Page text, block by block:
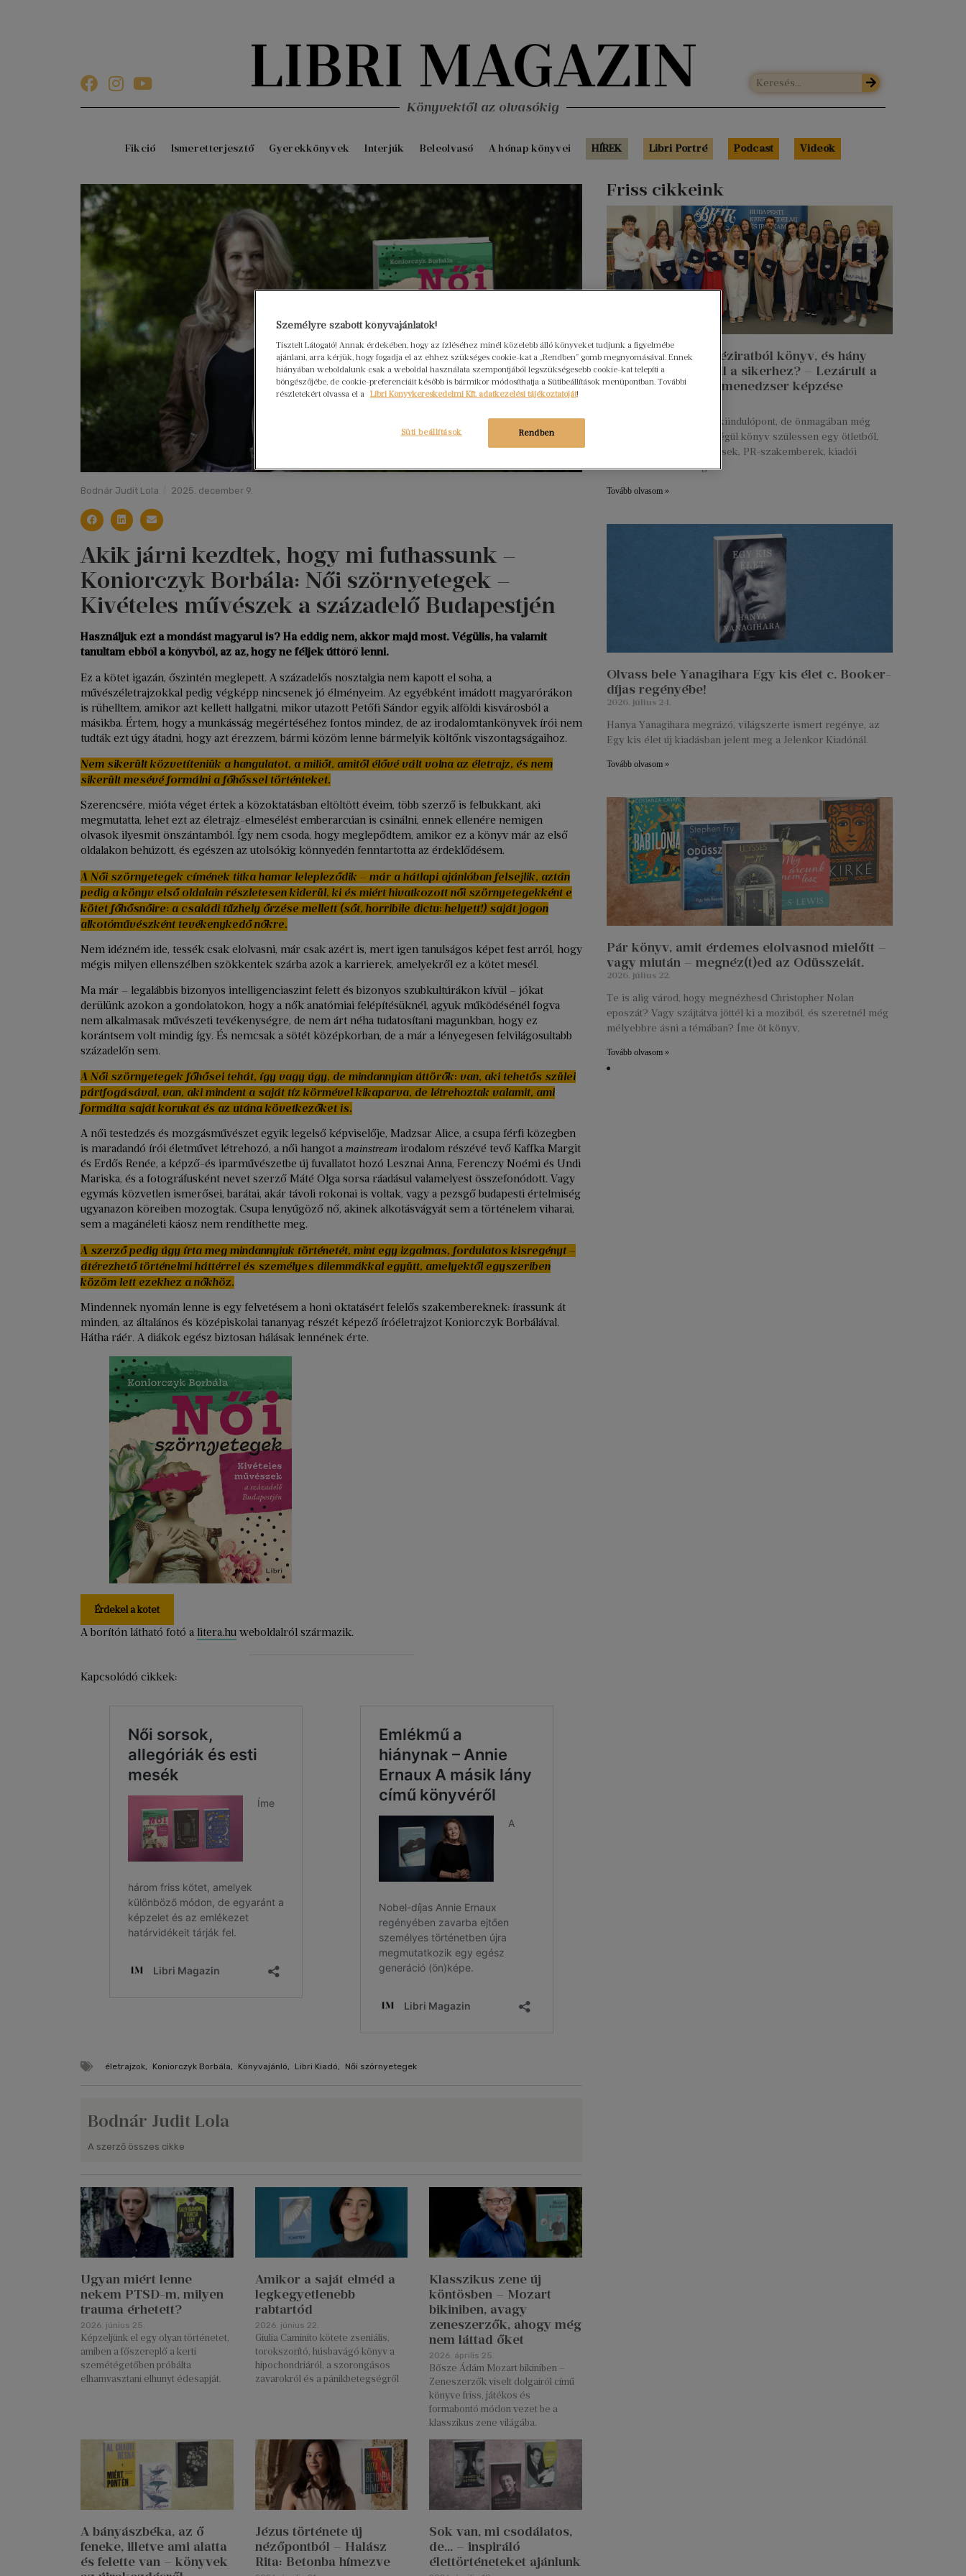
Könyvektől az olvasókig
Fikció Ismeretterjesztő Gyerekkönyvek Interjúk Beleolvasó A hónap könyvei HÍREK Libri Portré Podcast Videók
Bodnár Judit Lola 2025. december 9.
Akik járni kezdtek, hogy mi futhassunk –
Koniorczyk Borbála: Női szörnyetegek –
Kivételes művészek a századelő Budapestjén
Használjuk ezt a mondást magyarul is? Ha eddig nem, akkor majd most. Végülis, ha valamit
tanultam ebből a könyvből, az az, hogy ne féljek úttörő lenni.
Ez a kötet igazán, őszintén meglepett. A századelős nosztalgia nem kapott el soha, a
művészéletrajzokkal pedig végképp nincsenek jó élményeim. Az egyébként imádott magyarórákon
is rühelltem, amikor azt kellett hallgatni, mikor utazott Petőfi Sándor egyik alföldi kisvárosból a
másikba. Értem, hogy a munkásság megértéséhez fontos mindez, de az irodalomtankönyvek írói nem
tudták ezt úgy átadni, hogy azt érezzem, bármi közöm lenne bármelyik költőnk viszontagságaihoz.
Nem sikerült közvetíteniük a hangulatot, a miliőt, amitől élővé vált volna az életrajz, és nem
sikerült mesévé formálni a főhőssel történteket.
Szerencsére, mióta véget értek a közoktatásban eltöltött éveim, több szerző is felbukkant, aki
megmutatta, lehet ezt az életrajz-elmesélést emberarcúan is csinálni, ennek ellenére nemigen
olvasok ilyesmit önszántamból. Így nem csoda, hogy meglepődtem, amikor ez a könyv már az első
oldalakon behúzott, és egészen az utolsókig könnyedén fenntartotta az érdeklődésem.
A Női szörnyetegek címének titka hamar lelepleződik – már a hátlapi ajánlóban felsejlik, aztán
pedig a könyv első oldalain részletesen kiderül, ki és miért hivatkozott női szörnyetegekként e
kötet főhősnőire: a családi tűzhely őrzése mellett (sőt, horribile dictu: helyett!) saját jogon
alkotóművészként tevékenykedő nőkre.
Nem idézném ide, tessék csak elolvasni, már csak azért is, mert igen tanulságos képet fest arról, hogy
mégis milyen ellenszélben szökkentek szárba azok a karrierek, amelyekről ez a kötet mesél.
Ma már – legalábbis bizonyos intelligenciaszint felett és bizonyos szubkultúrákon kívül – jókat
derülünk azokon a gondolatokon, hogy a nők anatómiai felépítésüknél, agyuk működésénél fogva
nem alkalmasak művészeti tevékenységre, de nem árt néha tudatosítani magunkban, hogy ez
korántsem volt mindig így. És nemcsak a sötét középkorban, de a már a lényegesen felvilágosultabb
századelőn sem.
A Női szörnyetegek főhősei tehát, így vagy úgy, de mindannyian úttörők: van, aki tehetős szülei
pártfogásával, van, aki mindent a saját tíz körmével kikaparva, de létrehoztak valamit, ami
formálta saját korukat és az utána következőket is.
A női testedzés és mozgásművészet egyik legelső képviselője, Madzsar Alice, a csupa férfi közegben
is maradandó írói életművet létrehozó, a női hangot a mainstream irodalom részévé tevő Kaffka Margit
és Erdős Renée, a képző-és iparművészetbe új fuvallatot hozó Lesznai Anna, Ferenczy Noémi és Undi
Mariska, és a fotográfusként nevet szerző Máté Olga sorsa ráadásul valamelyest összefonódott. Vagy
egymás közvetlen ismerősei, barátai, akár távoli rokonai is voltak, vagy a pezsgő budapesti értelmiség
ugyanazon köreiben mozogtak. Csupa lenyűgöző nő, akinek alkotásvágyát sem a történelem viharai,
sem a magánéleti káosz nem rendíthette meg.
A szerző pedig úgy írta meg mindannyiuk történetét, mint egy izgalmas, fordulatos kisregényt –
átérezhető történelmi háttérrel és személyes dilemmákkal együtt, amelyektől egyszeriben
közöm lett ezekhez a nőkhöz.
Mindennek nyomán lenne is egy felvetésem a honi oktatásért felelős szakembereknek: írassunk át
minden, az általános és középiskolai tananyag részét képező íróéletrajzot Koniorczyk Borbálával.
Hátha ráér. A diákok egész biztosan hálásak lennének érte.
Érdekel a kötet
A borítón látható fotó a litera.hu weboldalról származik.
Kapcsolódó cikkek:
életrajzok, Koniorczyk Borbála, Könyvajánló, Libri Kiadó, Női szörnyetegek
Bodnár Judit Lola
A szerző összes cikke
Ugyan miért lenne
nekem PTSD-m, milyen
trauma érhetett?
2026. június 25.
Képzeljünk el egy olyan történetet,
amiben a főszereplő a kerti
szemétégetőben próbálta
elhamvasztani elhunyt édesapját.
Amikor a saját elméd a
legkegyetlenebb
rabtartód
2026. június 22.
Giulia Caminito kötete zseniális,
torokszorító, húsbavágó könyv a
hipochondriáról, a szorongásos
zavarokról és a pánikbetegségről
Klasszikus zene új
köntösben – Mozart
bikiniben, avagy
zeneszerzők, ahogy még
nem láttad őket
2026. április 25.
Bősze Ádám Mozart bikiniben –
Zeneszerzők viselt dolgairól című
könyve friss, játékos és
formabontó módon vezet be a
klasszikus zene világába.
A bányászbéka, az ő
feneke, illetve ami alatta
és felette van – könyvek
Jézus története új
nézőpontból – Halász
Rita: Betonba hímezve
Sok van, mi csodálatos,
de… – inspiráló
élettörténeteket ajánlunk
Friss cikkeink
Hogyan lesz egy kéziratból könyv, és hány
ember munkája kell a sikerhez? – Lezárult a
Libri Talent kiadói menedzser képzése
Egy erős kézirat már jó kiindulópont, de önmagában még
nem elég. Ahhoz, hogy végül könyv szülessen egy ötletből,
szerkesztők, marketingesek, PR-szakemberek, kiadói
menedzserek és még
Tovább olvasom »
Olvass bele Yanagihara Egy kis élet c. Booker-
díjas regényébe!
2026. július 24.
Hanya Yanagihara megrázó, világszerte ismert regénye, az
Egy kis élet új kiadásban jelent meg a Jelenkor Kiadónál.
Tovább olvasom »
Pár könyv, amit érdemes elolvasnod mielőtt –
vagy miután – megnéz(t)ed az Odüsszeiát.
2026. július 22.
Te is alig várod, hogy megnézhesd Christopher Nolan
eposzát? Vagy szájtátva jöttél ki a moziból, és szeretnél még
mélyebbre ásni a témában? Íme öt könyv,
Tovább olvasom »
Személyre szabott könyvajánlatok!
Tisztelt Látogató! Annak érdekében, hogy az ízléséhez minél közelebb álló könyveket tudjunk a figyelmébe
ajánlani, arra kérjük, hogy fogadja el az ehhez szükséges cookie-kat a „Rendben” gomb megnyomásával. Ennek
hiányában weboldalunk csak a weboldal használata szempontjából legszükségesebb cookie-kat telepíti a
böngészőjébe, de cookie-preferenciáit később is bármikor módosíthatja a Sütibeállítások menüpontban. További
részletekért olvassa el a Libri Könyvkereskedelmi Kft. adatkezelési tájékoztatóját!
Rendben
Süti beállítások